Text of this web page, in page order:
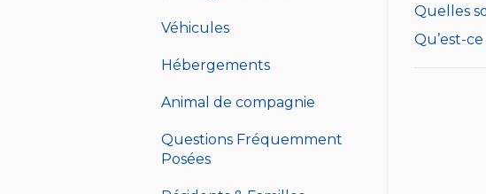
Quelles
Qu’est-
Véhicules
Hébergements
Animal de compagnie
Questions Fréquemment
Posées